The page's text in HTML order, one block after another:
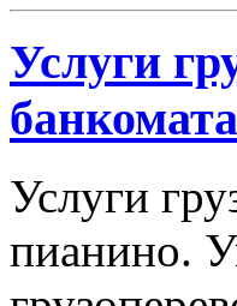
Услуги
Услуги
пианино.